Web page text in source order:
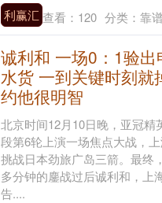
利赢汇 查看： 120 分类： 靠
诚利和 一场0：1验出
水货 一到关键时刻就
约他很明智
北京时间12月10日晚，亚冠精
段第6轮上演一场焦点大战，
挑战日本劲旅广岛三箭。最终
多分钟的鏖战过后诚利和，上
告....